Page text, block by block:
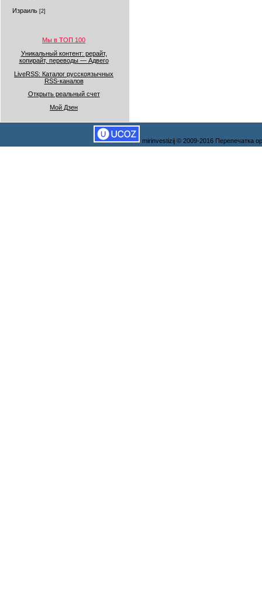
Израиль [2]
Мы в ТОП 100
Уникальный контент: рерайт,
копирайт, переводы — Адвего
LiveRSS: Каталог русскоязычных
RSS-каналов
Открыть реальный счет
Мой Дзен
mirinvestizij © 2009-2016 Перепечатка